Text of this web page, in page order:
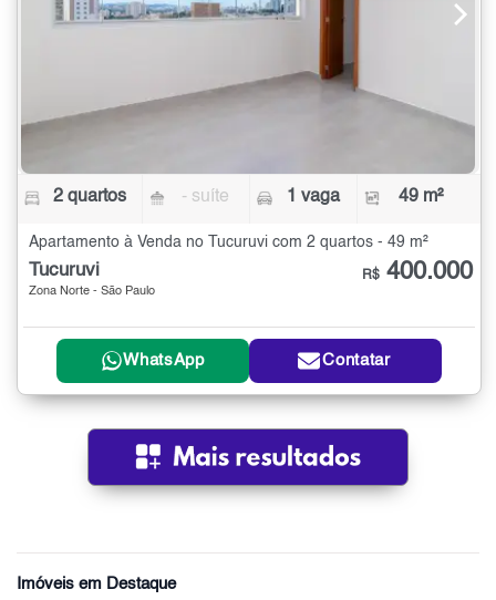
2 quartos - suíte 1 vaga 49 m²
Apartamento à Venda no Tucuruvi com 2 quartos - 49 m²
Tucuruvi
Zona Norte - São Paulo
R$ 400.000
WhatsApp Contatar
Imóveis em Destaque